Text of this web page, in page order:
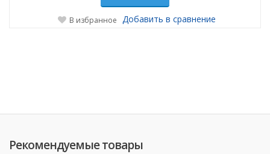
В избранное Добавить в сравнение
Рекомендуемые товары